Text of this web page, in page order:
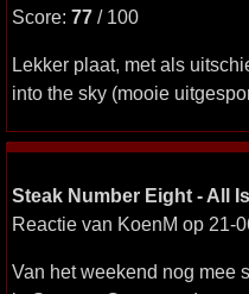
Score: 77 / 100
Lekker plaat, met als
into the sky (mooie
Steak Number Eight - All
Reactie van KoenM op 21-
Van het weekend nog mee